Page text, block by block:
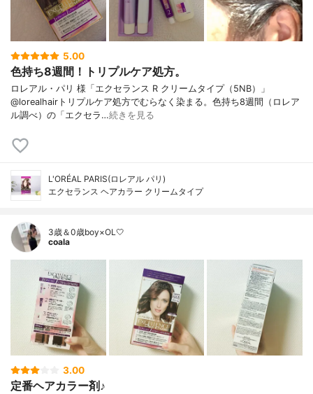
5.00
色持ち8週間！トリプルケア処方。
ロレアル・パリ 様「エクセランス R クリームタイプ（5NB）」
@lorealhairトリプルケア処方でむらなく染まる。色持ち8週間（ロレア
ル調べ）の「エクセラ…続きを見る
L'ORÉAL PARIS(ロレアル パリ)
エクセランス ヘアカラー クリームタイプ
3歳＆0歳boy×OL🤍
coala
3.00
定番ヘアカラー剤♪